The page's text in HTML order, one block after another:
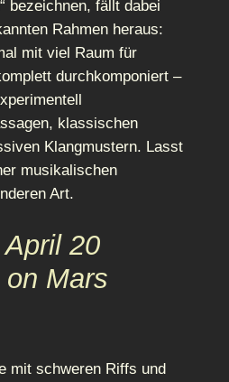
bezeichnen, fällt dabei
Rahmen heraus:
mit viel Raum für
durchkomponiert –
klassischen
Klangmustern. Lasst
musikalischen
Art.
20
Mars
mit schweren Riffs und